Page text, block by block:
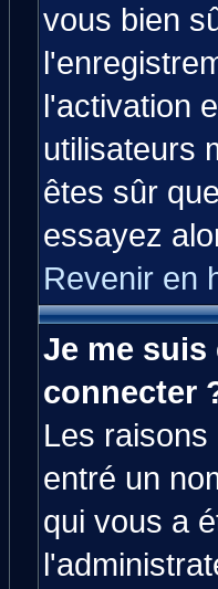
vous bien
l'activation
utilisateurs
êtes sûr
essayez
Revenir en
Je me suis
connecter
Les
entré un
qui vous a